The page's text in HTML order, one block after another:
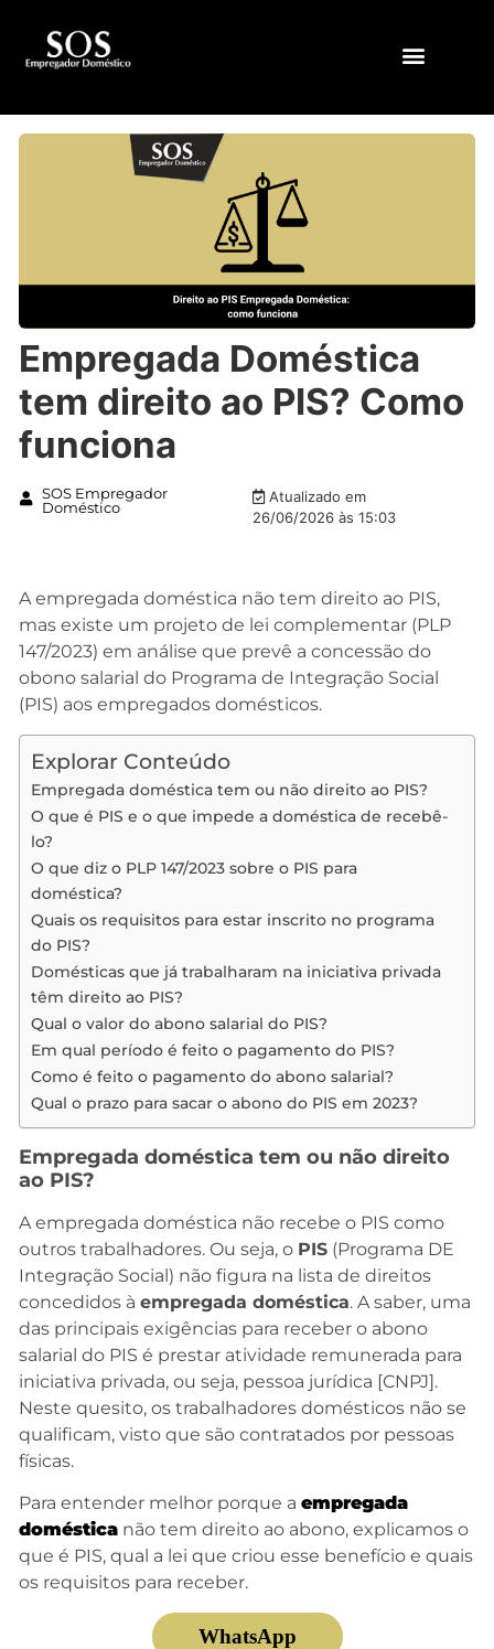
Empregada Doméstica
tem direito ao PIS? Como
funciona
SOS Empregador
Doméstico
Atualizado em
26/06/2026 às 15:03
A empregada doméstica não tem direito ao PIS,
mas existe um projeto de lei complementar (PLP
147/2023) em análise que prevê a concessão do
obono salarial do Programa de Integração Social
(PIS) aos empregados domésticos.
Explorar Conteúdo
Empregada doméstica tem ou não direito ao PIS?
O que é PIS e o que impede a doméstica de recebê-
lo?
O que diz o PLP 147/2023 sobre o PIS para
doméstica?
Quais os requisitos para estar inscrito no programa
do PIS?
Domésticas que já trabalharam na iniciativa privada
têm direito ao PIS?
Qual o valor do abono salarial do PIS?
Em qual período é feito o pagamento do PIS?
Como é feito o pagamento do abono salarial?
Qual o prazo para sacar o abono do PIS em 2023?
Empregada doméstica tem ou não direito
ao PIS?
A empregada doméstica não recebe o PIS como
outros trabalhadores. Ou seja, o PIS (Programa DE
Integração Social) não figura na lista de direitos
concedidos à empregada doméstica. A saber, uma
das principais exigências para receber o abono
salarial do PIS é prestar atividade remunerada para
iniciativa privada, ou seja, pessoa jurídica [CNPJ].
Neste quesito, os trabalhadores domésticos não se
qualificam, visto que são contratados por pessoas
físicas.
Para entender melhor porque a empregada
doméstica não tem direito ao abono, explicamos o
que é PIS, qual a lei que criou esse benefício e quais
os requisitos para receber.
WhatsApp